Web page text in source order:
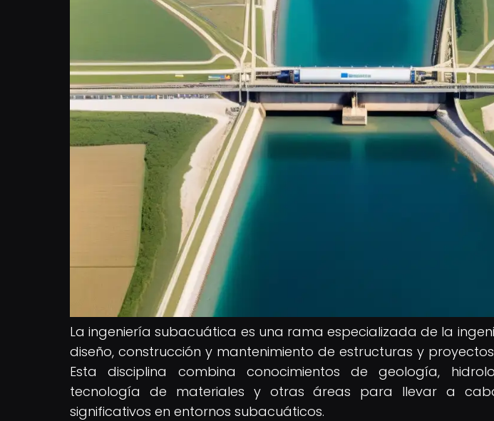
La ingeniería subacuática es una rama especializada de la
diseño, construcción y mantenimiento de estructuras y
Esta disciplina combina conocimientos de geología,
tecnología de materiales y otras áreas para llevar a
significativos en entornos subacuáticos.